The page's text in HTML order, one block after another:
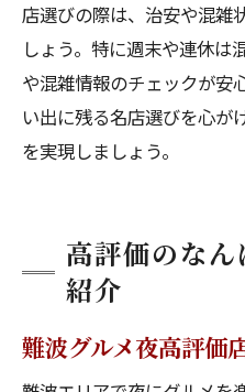
店選びの際は、治安や混雑
しょう。特に週末や連休は
や混雑情報のチェックが安
い出に残る名店選びを心が
を実現しましょう。
高評価のな
紹介
難波グルメ夜高評価